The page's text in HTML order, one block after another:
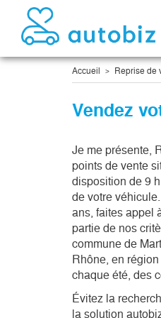
Accueil Reprise de
Vendez
Je me présente,
points de vente
disposition de 9
de votre
ans, faites appel
partie de nos
commune de
Rhône, en
chaque été, des
Évitez la
la solution